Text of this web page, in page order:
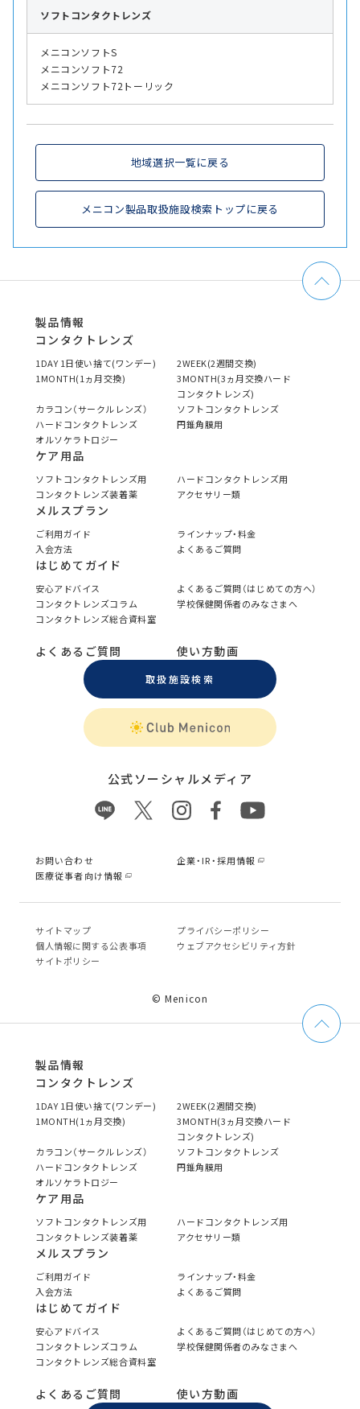
ソフト コンタクトレンズ
メニコンソフトS
メニコンソフト72
メニコンソフト72トーリック
地域選択一覧に戻る
メニコン製品取扱施設検索トップに戻る
製品情報
コンタクトレンズ
1DAY 1日使い捨て(ワンデー)
2WEEK(2週間交換)
1MONTH(1ヵ月交換)
3MONTH(3ヵ月交換ハード
コンタクトレンズ)
カラコン（サークルレンズ）
ソフトコンタクトレンズ
ハードコンタクトレンズ
円錐角膜用
オルソケラトロジー
ケア用品
ソフトコンタクトレンズ用
ハードコンタクトレンズ用
コンタクトレンズ装着薬
アクセサリー類
メルスプラン
ご利用ガイド
ラインナップ・料金
入会方法
よくあるご質問
はじめてガイド
安心アドバイス
よくあるご質問（はじめての方へ）
コンタクトレンズコラム
学校保健関係者のみなさまへ
コンタクトレンズ総合資料室
よくあるご質問 使い方動画
取扱施設検索
公式ソーシャルメディア
お問い合わせ
企業・IR・採用情報
医療従事者向け情報
サイトマップ
プライバシーポリシー
個⼈情報に関する公表事項
ウェブアクセシビリティ方針
サイトポリシー
© Menicon
製品情報
コンタクトレンズ
1DAY 1日使い捨て(ワンデー)
2WEEK(2週間交換)
1MONTH(1ヵ月交換)
3MONTH(3ヵ月交換ハード
コンタクトレンズ)
カラコン（サークルレンズ）
ソフトコンタクトレンズ
ハードコンタクトレンズ
円錐角膜用
オルソケラトロジー
ケア用品
ソフトコンタクトレンズ用
ハードコンタクトレンズ用
コンタクトレンズ装着薬
アクセサリー類
メルスプラン
ご利用ガイド
ラインナップ・料金
入会方法
よくあるご質問
はじめてガイド
安心アドバイス
よくあるご質問（はじめての方へ）
コンタクトレンズコラム
学校保健関係者のみなさまへ
コンタクトレンズ総合資料室
よくあるご質問 使い方動画